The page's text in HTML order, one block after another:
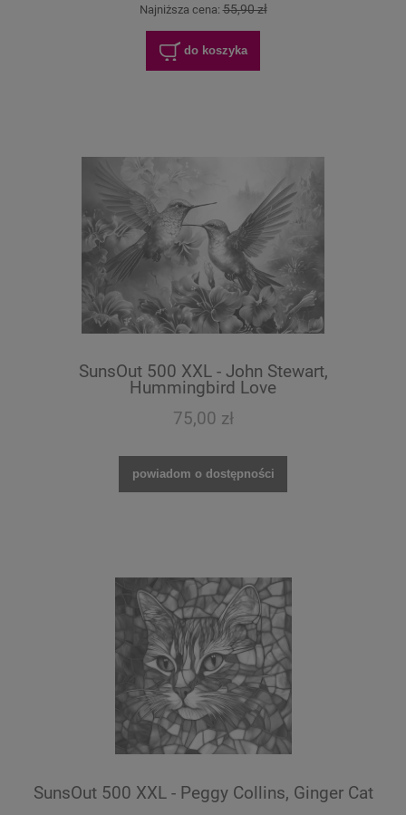
Najniższa cena:55,90 zł
do koszyka
SunsOut 500 XXL - John Stewart,
Hummingbird Love
75,00 zł
powiadom o dostępności
SunsOut 500 XXL - Peggy Collins, Ginger Cat